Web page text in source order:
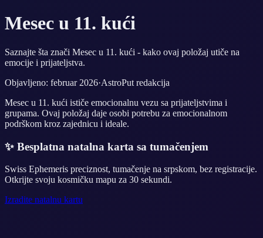
Mesec u 11. kući
Saznajte šta znači Mesec u 11. kući - kako ovaj položaj utiče na
emocije i prijateljstva.
Objavljeno: februar 2026·AstroPut redakcija
Mesec u 11. kući ističe emocionalnu vezu sa prijateljstvima i
grupama. Ovaj položaj daje osobi potrebu za emocionalnom
podrškom kroz zajednicu i ideale.
✨ Besplatna natalna karta sa tumačenjem
Swiss Ephemeris preciznost, tumačenje na srpskom, bez registracije.
Otkrijte svoju kosmičku mapu za 30 sekundi.
Izradite natalnu kartu